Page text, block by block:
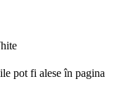
pot fi alese în pagina